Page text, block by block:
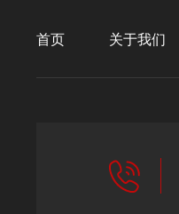
首页 关于我们